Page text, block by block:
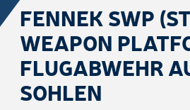
FENNEK SWP
WEAPON
FLUGABWEHR
SOHLEN